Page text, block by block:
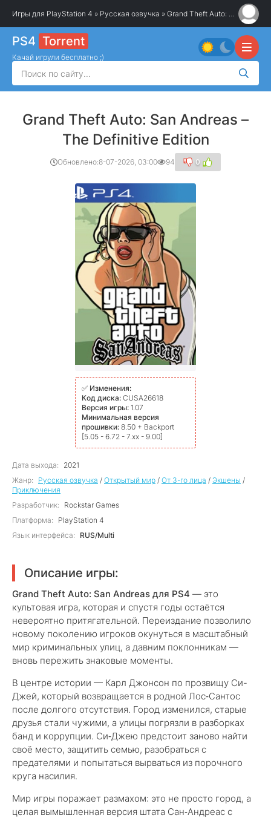
Игры для PlayStation 4 » Русская озвучка » Grand Theft Auto: San Andreas – The Definitive Edition
PS4 Torrent
Качай игрули бесплатно ;)
Grand Theft Auto: San Andreas –
The Definitive Edition
Обновлено:8-07-2026, 03:00 94 0
✅ Изменения:
Код диска: CUSA26618
Версия игры: 1.07
Минимальная версия
прошивки: 8.50 + Backport
[5.05 - 6.72 - 7.xx - 9.00]
Дата выхода:
2021
Жанр:
Русская озвучка / Открытый мир / От 3-го лица / Экшены /
Приключения
Разработчик:
Rockstar Games
Платформа:
PlayStation 4
Язык интерфейса:
RUS/Multi
Описание игры:
Grand Theft Auto: San Andreas для PS4 — это
культовая игра, которая и спустя годы остаётся
невероятно притягательной. Переиздание позволило
новому поколению игроков окунуться в масштабный
мир криминальных улиц, а давним поклонникам —
вновь пережить знаковые моменты.
В центре истории — Карл Джонсон по прозвищу Си-
Джей, который возвращается в родной Лос‑Сантос
после долгого отсутствия. Город изменился, старые
друзья стали чужими, а улицы погрязли в разборках
банд и коррупции. Си‑Джею предстоит заново найти
своё место, защитить семью, разобраться с
предателями и попытаться вырваться из порочного
круга насилия.
Мир игры поражает размахом: это не просто город, а
целая вымышленная версия штата Сан‑Андреас с